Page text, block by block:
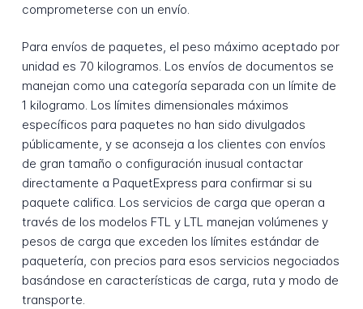
comprometerse con un envío.
Para envíos de paquetes, el peso máximo aceptado por
unidad es 70 kilogramos. Los envíos de documentos se
manejan como una categoría separada con un límite de
1 kilogramo. Los límites dimensionales máximos
específicos para paquetes no han sido divulgados
públicamente, y se aconseja a los clientes con envíos
de gran tamaño o configuración inusual contactar
directamente a PaquetExpress para confirmar si su
paquete califica. Los servicios de carga que operan a
través de los modelos FTL y LTL manejan volúmenes y
pesos de carga que exceden los límites estándar de
paquetería, con precios para esos servicios negociados
basándose en características de carga, ruta y modo de
transporte.